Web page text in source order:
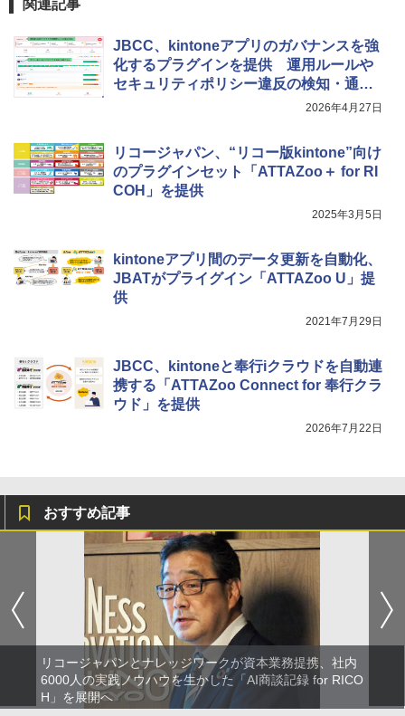
関連記事
JBCC、kintoneアプリのガバナンスを強
化するプラグインを提供 運用ルールや
セキュリティポリシー違反の検知・通知
2026年4月27日
リコージャパン、“リコー版kintone”向け
のプラグインセット「ATTAZoo＋ for RI
COH」を提供
2025年3月5日
kintoneアプリ間のデータ更新を自動化、
JBATがプライグイン「ATTAZoo U」提
供
2021年7月29日
JBCC、kintoneと奉行iクラウドを自動連
携する「ATTAZoo Connect for 奉行クラ
ウド」を提供
2026年7月22日
おすすめ記事
リコージャパンとナレッジワークが資本業務提携、社内
6000人の実践ノウハウを生かした「AI商談記録 for RICO
H」を展開へ